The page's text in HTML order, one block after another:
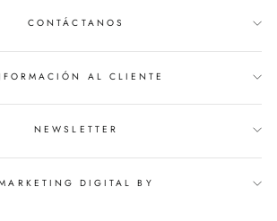
CONTÁCTANOS
AL CLIENTE
NEWSLETTER
DIGITAL BY